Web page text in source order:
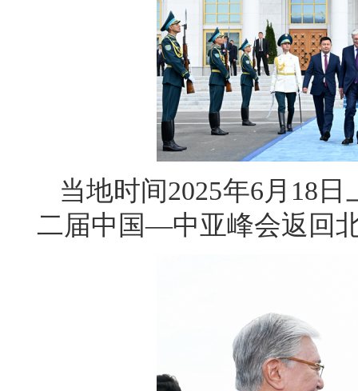
当地时间2025年6月18
二届中国—中亚峰会返回